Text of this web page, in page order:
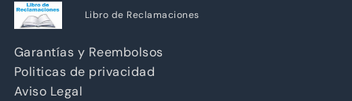
Libro de Reclamaciones
Garantías y Reembolsos
Politicas de privacidad
Aviso Legal